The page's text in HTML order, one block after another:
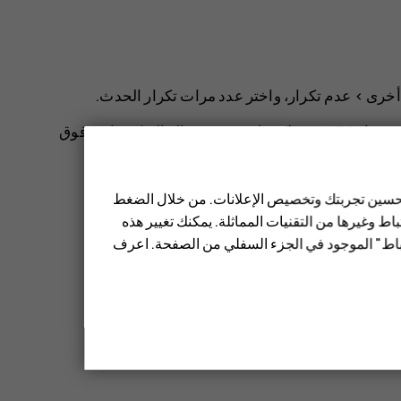
> عدم تكرار ، واختر عدد مرات تكرار الحدث.
انقر فوق
بتعديل التفاصيل.
تحسين تجربتك وتخصيص الإعلانات. من خلال الضغط
وغيرها من التقنيات المماثلة. يمكنك تغيير هذه
الموجود في الجزء السفلي من الصفحة. اعرف